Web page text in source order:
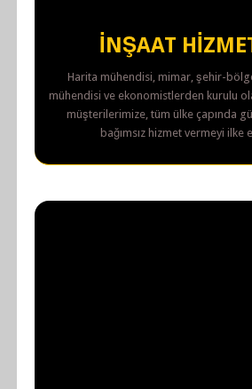
İNŞAAT
Harita mühendisi, mimar, şehir-
mühendisi ve ekonomistlerden kurulu
müşterilerimize, tüm ülke çapında
bağımsız hizmet vermeyi ilke